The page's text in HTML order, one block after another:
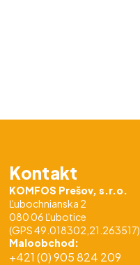
Kontakt
KOMFOS Prešov, s.r.o.
Ľubochnianska 2
080 06 Ľubotice
(GPS 49.018302,21.263517)
Maloobchod:
+421 (0) 905 824 209